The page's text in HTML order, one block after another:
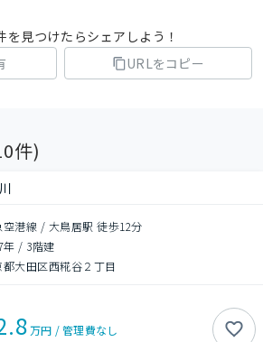
を見つけたらシェアしよう！
URLをコピー
件)
空港線 / 大鳥居駅 徒歩12分
年 / 3階建
都大田区西糀谷２丁目
万円 /管理費なし